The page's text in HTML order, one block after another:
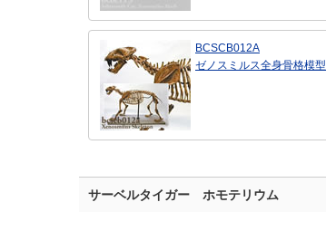
BCSCB012A
ゼノスミルス全身骨格模型
サーベルタイガー ホモテリウム